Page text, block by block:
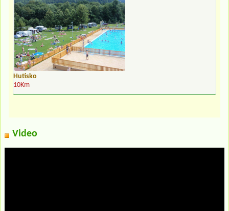
Hutisko
10Km
Video